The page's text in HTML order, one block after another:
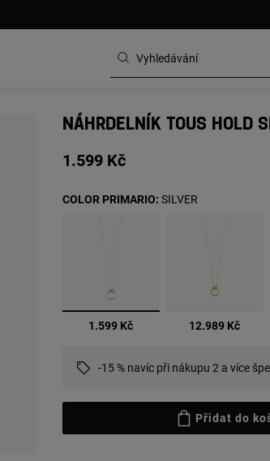
NÁHRDELNÍK TOUS HOLD
1.599 Kč
vybrané
1.599 Kč 12.989 Kč
COLOR PRIMARIO: SILVER
-15 % navíc při nákupu 2 a více
Přidat do